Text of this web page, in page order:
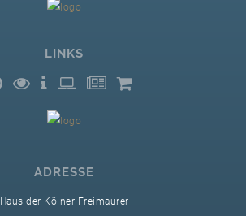
LINKS
ADRESSE
Haus der Kölner Freimaurer